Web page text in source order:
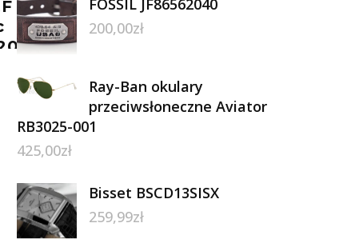
200,00zł
Ray-Ban okulary
przeciwsłoneczne Aviator
RB3025-001
425,00zł
Bisset BSCD13SISX
259,99zł